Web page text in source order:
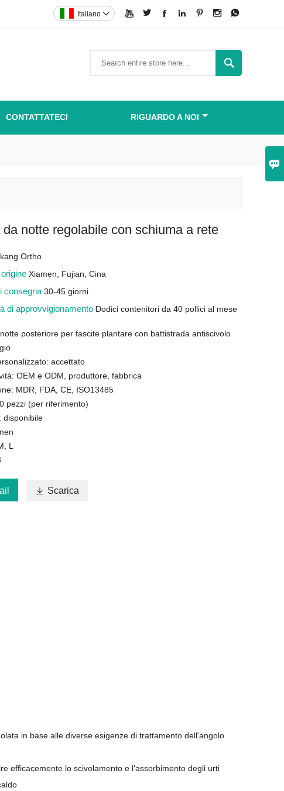

      
Italiano 

CONTATTATECI RIGUARDO A NOI
da notte regolabile con schiuma a rete
Ortho
origineXiamen, Fujian, Cina
consegna30-45 giorni
di approvvigionamento Dodici contenitori da 40 pollici al mese
posteriore per fascite plantare con battistrada antiscivolo
accettato
OEM e ODM, produttore, fabbrica
MDR, FDA, CE, ISO13485
pezzi (per riferimento)
disponibile
L
 Scarica
in base alle diverse esigenze di trattamento dell'angolo
efficacemente lo scivolamento e l'assorbimento degli urti